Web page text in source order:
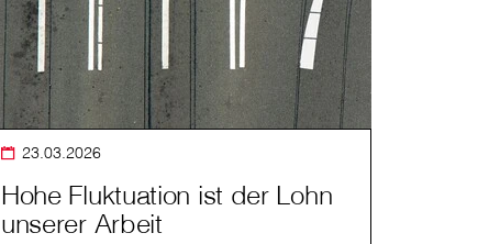
23.03.2026
Hohe Fluktuation ist der Lohn
unserer Arbeit